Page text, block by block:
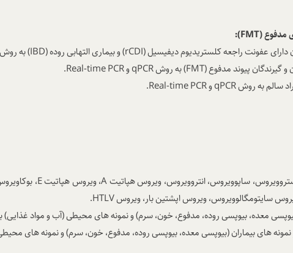
مدفوع(FMT)
:
دارای عفونت راجعه کلستریدیوم دیفیسیل(rCDI)و بیماری التهابی روده(IBD)به
و گیرندگان پیوند مدفوع (FMT) به روشqPCRوReal-time PCR
.
سالم به روشqPCRوReal-time PCR
.
ساپوویروس، انتروویروس، ویروس هپاتیتA، ویروس هپاتیتE،
سایتومگالوویروس، ویروس اپشتین بار، ویروسHTLV
.
معده، بیوپسی روده، مدفوع، خون، سرم) و نمونه های محیطی (آب و مواد
های بیماران (بیوپسی معده، بیوپسی روده، مدفوع، خون، سرم) و نمونه های